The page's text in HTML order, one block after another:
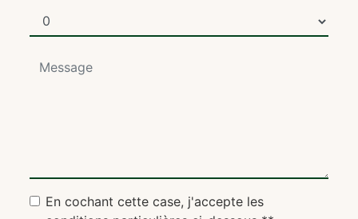
En cochant cette case, j'accepte les